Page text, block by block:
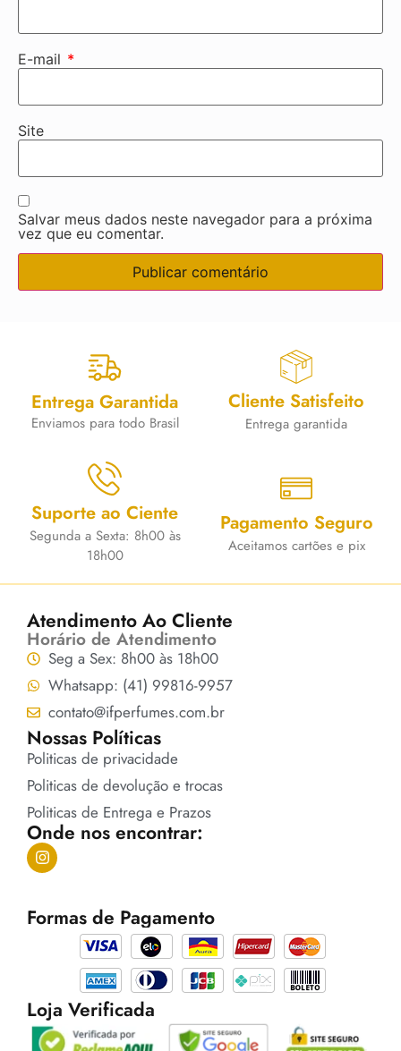
E-mail *
Site
Salvar meus dados neste navegador para a próxima
vez que eu comentar.
Entrega Garantida
Enviamos para todo Brasil
Cliente Satisfeito
Entrega garantida
Suporte ao Ciente
Segunda a Sexta: 8h00 às
18h00
Pagamento Seguro
Aceitamos cartões e pix
Atendimento Ao Cliente
Horário de Atendimento
Seg a Sex: 8h00 às 18h00
Whatsapp: (41) 99816-9957
contato@ifperfumes.com.br
Nossas Políticas
Politicas de privacidade
Politicas de devolução e trocas
Politicas de Entrega e Prazos
Onde nos encontrar:
Formas de Pagamento
Loja Verificada